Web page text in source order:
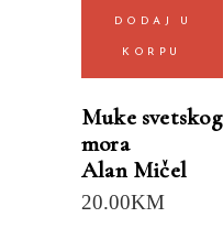
DODAJ U
KORPU
Muke svetskog
mora
Alan Mičel
20.00KM